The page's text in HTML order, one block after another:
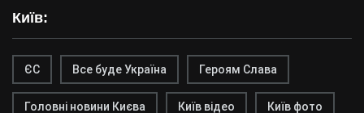
Київ:
ЄС Все буде Україна Героям Слава
Головні новини Києва Київ відео Київ фото